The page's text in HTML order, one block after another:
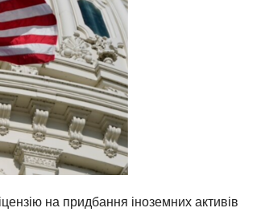
на придбання іноземних активів